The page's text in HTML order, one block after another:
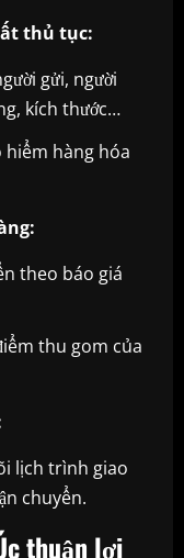
thủ tục:
gửi, người
kích thước…
hiểm hàng hóa
theo báo giá
thu gom của
lịch trình giao
chuyển.
thuận lợi